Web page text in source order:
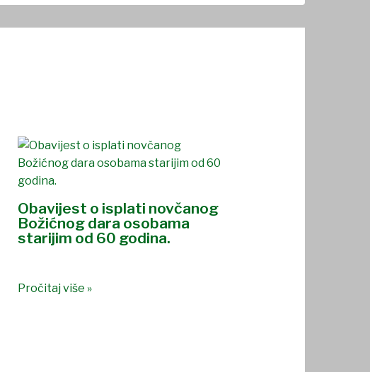
Obavijest o isplati novčanog
Božićnog dara osobama
starijim od 60 godina.
Pročitaj više »